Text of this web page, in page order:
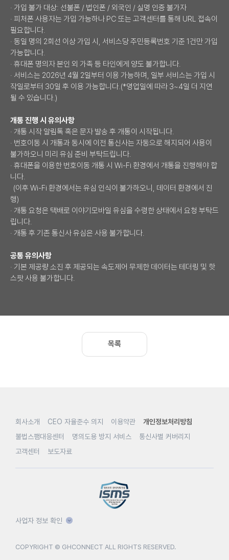
· 가입 불가 대상: 선불폰 / 법인폰 / 외국인 / 실명 인증 불가자
· 피처폰 사용자는 가입 가능하나 PC 또는 고객센터를 통해 URL 접속이
필요합니다.
· 동일 명의 2회선 이상 가입 시, 서비스당 주민등록번호 기준 1건만 가입
가능합니다.
· 휴대폰 명의자 본인 외 가족 등 타인에게 양도 불가합니다.
· 서비스는 2026년 4월 2일부터 이용 가능하며, 일부 서비스는 가입 시
작일로부터 30일 후 이용 가능합니다.(*영업일에 따라 3~4일 더 지연
될 수 있습니다.)
개통 진행 시 유의사항
· 개통 시작 알림톡 혹은 문자 발송 후 개통이 시작됩니다.
· 번호이동 시 개통과 동시에 이전 통신사는 자동으로 해지되어 사용이
불가하오니 미리 유심 준비 부탁드립니다.
· 휴대폰을 이용한 번호이동 개통 시 Wi-Fi 환경에서 개통을 진행해야 합
니다.
(이후 Wi-Fi 환경에서는 유심 인식이 불가하오니, 데이터 환경에서 진
행)
· 개통 요청은 택배로 이야기모바일 유심을 수령한 상태에서 요청 부탁드
립니다.
· 개통 후 기존 통신사 유심은 사용 불가합니다.
공통 유의사항
· 기본 제공량 소진 후 제공되는 속도제어 무제한 데이터는 테더링 및 핫
스팟 사용 불가합니다.
목록
회사소개 CEO 자율준수 의지 이용약관
개인정보처리방침
불법스팸대응센터
명의도용 방지 서비스
통신사별 커버리지
고객센터
보도자료
사업자 정보 확인
COPYRIGHT © GHCONNECT ALL RIGHTS RESERVED.